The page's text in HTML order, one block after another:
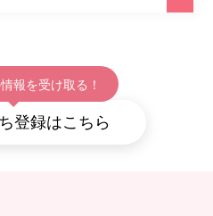
報を受け取る！
登録はこちら